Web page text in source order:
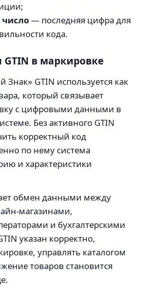
число— последняя цифра для
кода.
в маркировке
Знак» GTIN используется как
который связывает
с цифровыми данными в
Без активного GTIN
корректный код
по нему система
и характеристики
обмен данными между
и бухгалтерскими
указан корректно,
управлять каталогом
товаров становится